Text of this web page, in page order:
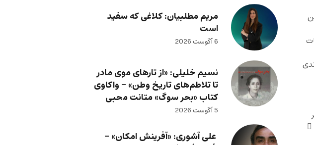
مریم مطلبیان: کلاغی که سفید
است
6 آگوست 2026
نسیم خلیلی: «از تارهای موی مادر
تا تلاطم‌های تاریخ وطن» – واکاوی
کتاب «بحر سوگ» متانت محبی
5 آگوست 2026
علی آشوری: «آفرینش امکان» –